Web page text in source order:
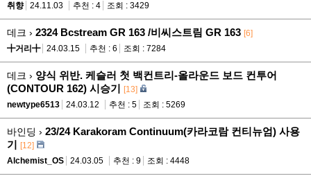
취향
24.11.03 추천 : 4 조회 : 3429
데크 › 2324 Bcstream GR 163 /비씨스트림 GR 163 [6]
╋거리╋
24.03.15 추천 : 6 조회 : 7284
데크 › 양식 위반. 케슬러 첫 백컨트리-올라운드 보드 컨투어
(CONTOUR 162) 시승기 [13]
newtype6513
24.03.12 추천 : 5 조회 : 5269
바인딩 › 23/24 Karakoram Continuum(카라코람 컨티뉴엄) 사용
기 [12]
Alchemist_OS
24.03.05 추천 : 9 조회 : 4448